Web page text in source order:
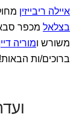
איילה ריבייזין
בצלאל מכפר
משורש ומוריה
ברוכים/ות הבאות!